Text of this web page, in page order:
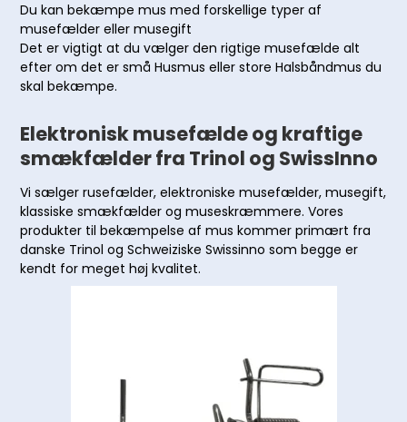
Du kan bekæmpe mus med forskellige typer af
musefælder eller musegift
Det er vigtigt at du vælger den rigtige musefælde alt
efter om det er små Husmus eller store Halsbåndmus du
skal bekæmpe.
Elektronisk musefælde og kraftige
smækfælder fra Trinol og SwissInno
Vi sælger rusefælder, elektroniske musefælder, musegift,
klassiske smækfælder og museskræmmere. Vores
produkter til bekæmpelse af mus kommer primært fra
danske Trinol og Schweiziske Swissinno som begge er
kendt for meget høj kvalitet.